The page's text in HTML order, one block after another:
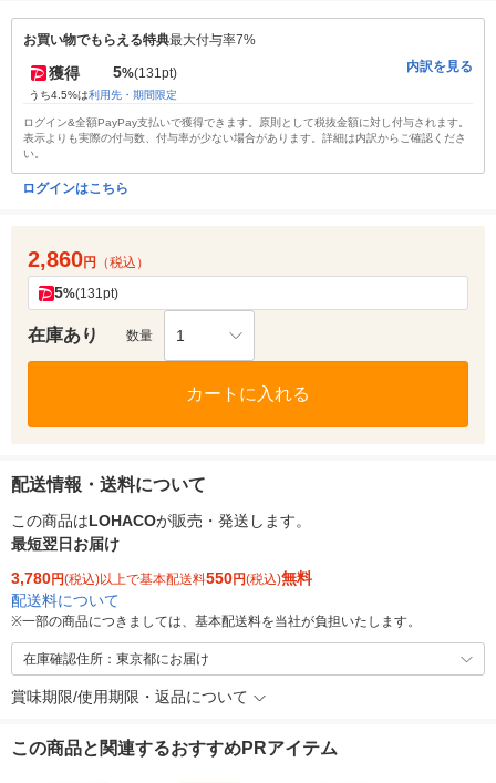
お買い物でもらえる特典最大付与率7%
獲得 5%(131pt)
うち4.5%は利用先・期間限定
内訳を見る
ログイン&全額PayPay支払いで獲得できます。原則として税抜金額に対し付与されます。
表示よりも実際の付与数、付与率が少ない場合があります。詳細は内訳からご確認くださ
い。
ログインはこちら
2,860円 （税込）
5%(131pt)
在庫あり 数量 1
カートに入れる
配送情報・送料について
この商品はLOHACOが販売・発送します。
最短翌日お届け
3,780円(税込)以上で基本配送料550円(税込)無料
配送料について
※一部の商品につきましては、基本配送料を当社が負担いたします。
在庫確認住所：東京都にお届け
賞味期限/使用期限・返品について
この商品と関連するおすすめPRアイテム